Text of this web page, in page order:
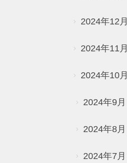
2024年12月
2024年11月
2024年10月
2024年9月
2024年8月
2024年7月